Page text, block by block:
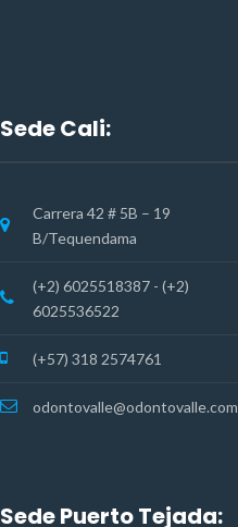
Sede Cali:
Carrera 42 # 5B – 19
B/Tequendama
(+2) 6025518387 - (+2)
6025536522
(+57) 318 2574761
odontovalle@odontovalle.com
Sede Puerto Tejada: